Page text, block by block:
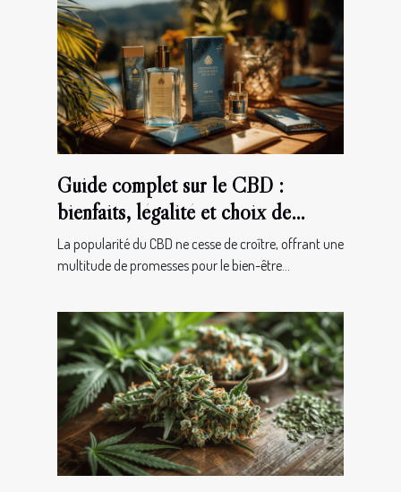
Guide complet sur le CBD :
bienfaits, légalité et choix de
produits
La popularité du CBD ne cesse de croître, offrant une
multitude de promesses pour le bien-être...